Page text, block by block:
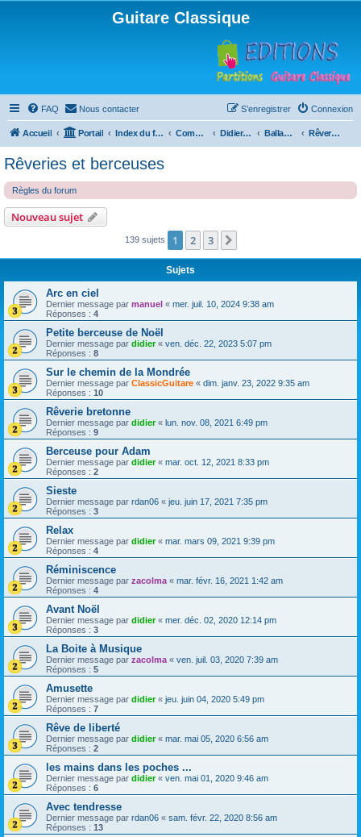
Guitare Classique
FAQ Nous contacter Connexion
S’enregistrer
Accueil Portail Index du forum Compositions Didierland Ballades et autres réveries Rêveries et berceuses
Rêveries et berceuses
Règles du forum
Nouveau sujet
139 sujets 1 2 3
Sujets
Arc en ciel
Dernier message par manuel « mer. juil. 10, 2024 9:38 am
Réponses : 4
Petite berceuse de Noël
Dernier message par didier« ven. déc. 22, 2023 5:07 pm
Réponses : 8
Sur le chemin de la Mondrée
Dernier message par ClassicGuitare « dim. janv. 23, 2022 9:35 am
Réponses : 10
Rêverie bretonne
Dernier message par didier« lun. nov. 08, 2021 6:49 pm
Réponses : 9
Berceuse pour Adam
Dernier message par didier« mar. oct. 12, 2021 8:33 pm
Réponses : 2
Sieste
Dernier message par rdan06 « jeu. juin 17, 2021 7:35 pm
Réponses : 3
Relax
Dernier message par didier« mar. mars 09, 2021 9:39 pm
Réponses : 4
Réminiscence
Dernier message par zacolma « mar. févr. 16, 2021 1:42 am
Réponses : 4
Avant Noël
Dernier message par didier« mer. déc. 02, 2020 12:14 pm
Réponses : 3
La Boite à Musique
Dernier message par zacolma « ven. juil. 03, 2020 7:39 am
Réponses : 5
Amusette
Dernier message par didier« jeu. juin 04, 2020 5:49 pm
Réponses : 7
Rêve de liberté
Dernier message par didier« mar. mai 05, 2020 6:56 am
Réponses : 2
les mains dans les poches ...
Dernier message par didier« ven. mai 01, 2020 9:46 am
Réponses : 6
Avec tendresse
Dernier message par rdan06 « sam. févr. 22, 2020 8:56 am
Réponses : 13